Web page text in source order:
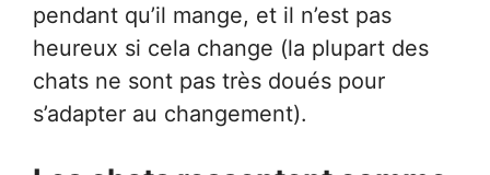
pendant qu’il mange, et il n’est pas
heureux si cela change (la plupart des
chats ne sont pas très doués pour
s’adapter au changement).